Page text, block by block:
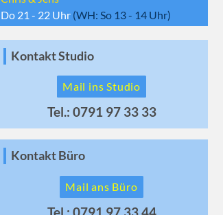
Do 21 - 22 Uhr (WH: So 13 - 14 Uhr)
Kontakt Studio
Mail ins Studio
Tel.: 0791 97 33 33
Kontakt Büro
Mail ans Büro
Tel.: 0791 97 33 44